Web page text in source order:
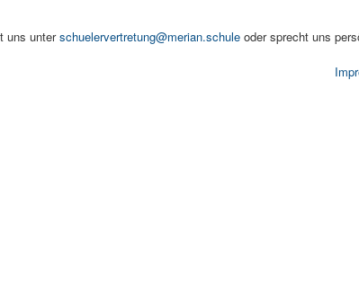
uns unterschuelervertretung@merian.schuleoder sprecht uns